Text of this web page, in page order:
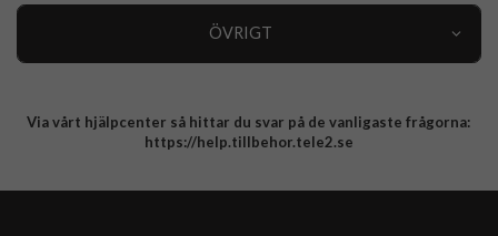
ÖVRIGT
Integritetspolicy
Via vårt hjälpcenter så hittar du svar på de vanligaste frågorna:
https://help.tillbehor.tele2.se